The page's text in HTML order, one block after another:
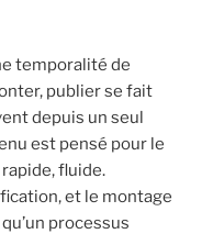
temporalité de
publier se fait
depuis un seul
est pensé pour le
fluide.
et le montage
processus